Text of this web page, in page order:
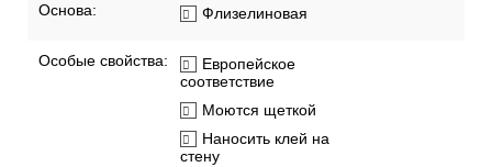
Основа: Флизелиновая
Особые свойства:
Европейское
соответствие
Моются щеткой
Наносить клей на
стену